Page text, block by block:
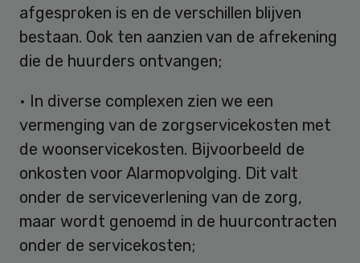
afgesproken is en de verschillen blijven
bestaan. Ook ten aanzien van de afrekening
die de huurders ontvangen;
• In diverse complexen zien we een
vermenging van de zorgservicekosten met
de woonservicekosten. Bijvoorbeeld de
onkosten voor Alarmopvolging. Dit valt
onder de serviceverlening van de zorg,
maar wordt genoemd in de huurcontracten
onder de servicekosten;